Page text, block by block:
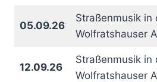
05.09.26
Straßenmusik in
Wolfratshauser
12.09.26
Straßenmusik in
Wolfratshauser